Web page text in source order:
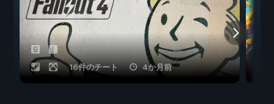
16件のチート 4か月前